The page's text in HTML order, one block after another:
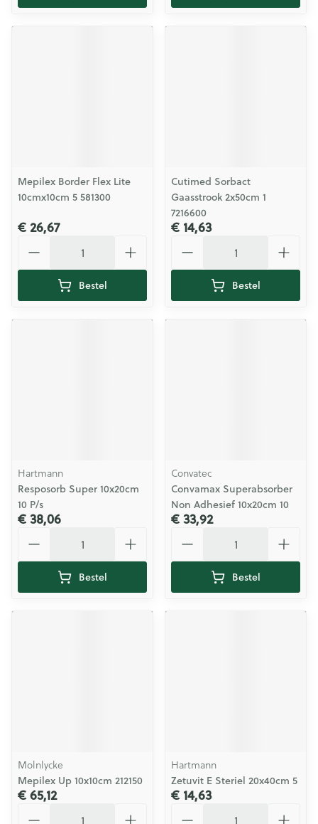
Mepilex Border Flex Lite
10cmx10cm 5 581300
€ 26,67
Bestel
Cutimed Sorbact
Gaasstrook 2x50cm 1
7216600
€ 14,63
Bestel
Hartmann
Resposorb Super 10x20cm
10 P/s
€ 38,06
Bestel
Convatec
Convamax Superabsorber
Non Adhesief 10x20cm 10
€ 33,92
Bestel
Molnlycke
Mepilex Up 10x10cm 212150
€ 65,12
Hartmann
Zetuvit E Steriel 20x40cm 5
€ 14,63